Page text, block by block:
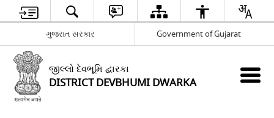
ગુજરાત સરકાર Government of Gujarat
જીલ્લો દેવભૂમિ દ્વારકા
DISTRICT DEVBHUMI DWARKA